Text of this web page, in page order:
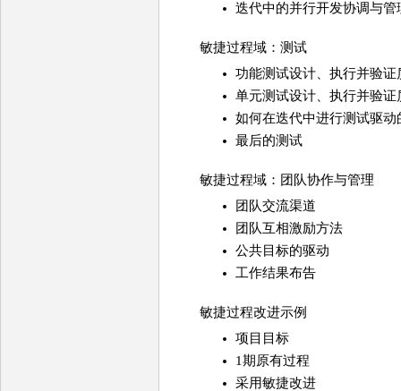
迭代中的并行开发协调与管
敏捷过程域：测试
功能测试设计、执行并验证
单元测试设计、执行并验证
如何在迭代中进行测试驱动
最后的测试
敏捷过程域：团队协作与管理
团队交流渠道
团队互相激励方法
公共目标的驱动
工作结果布告
敏捷过程改进示例
项目目标
1期原有过程
采用敏捷改进